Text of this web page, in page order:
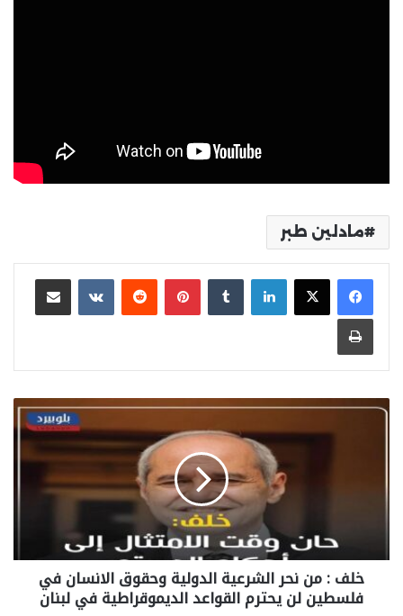
مادلين طبر
لينكدإن بينتيريست مشاركة عبر البريد
طباعة
خلف : من نحر الشرعية الدولية وحقوق الانسان في
فلسطين لن يحترم القواعد الديموقراطية في لبنان